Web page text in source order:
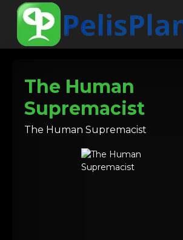
The Human
Supremacist
The Human Supremacist